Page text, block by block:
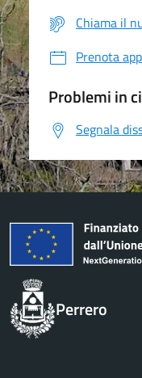
Chiama il
Prenota
Problemi in
Segnala
Perrero